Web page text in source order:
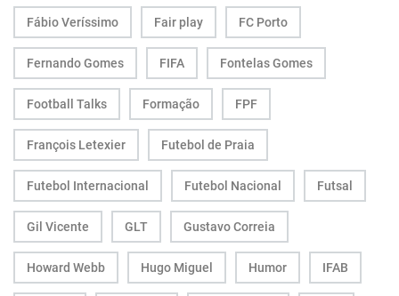
Fábio Veríssimo Fair play FC Porto
Fernando Gomes FIFA Fontelas Gomes
Football Talks Formação FPF
François Letexier Futebol de Praia
Futebol Internacional Futebol Nacional Futsal
Gil Vicente GLT Gustavo Correia
Howard Webb Hugo Miguel Humor IFAB